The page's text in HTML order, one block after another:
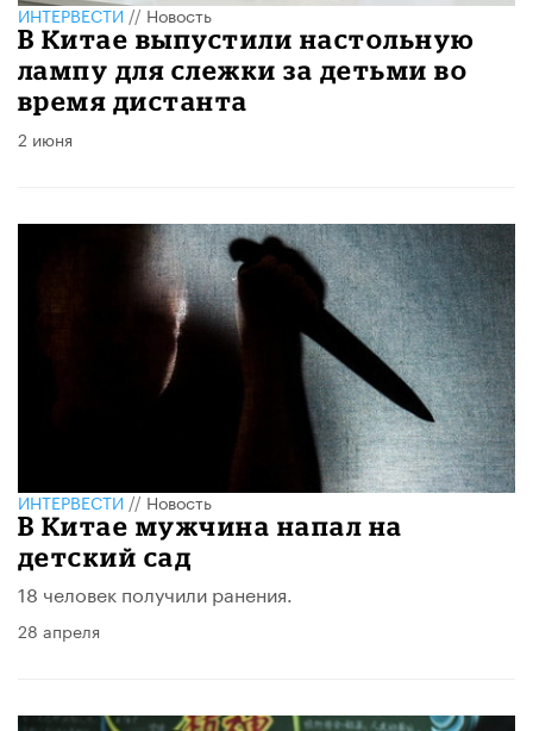
ИНТЕРВЕСТИ//Новость
В Китае выпустили настольную
лампу для слежки за детьми во
время дистанта
2 июня
ИНТЕРВЕСТИ//Новость
В Китае мужчина напал на
детский сад
18 человек получили ранения.
28 апреля